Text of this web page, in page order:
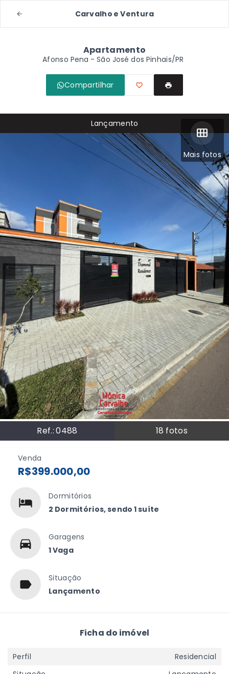
Carvalho e Ventura
Apartamento
Afonso Pena - São José dos Pinhais/PR
Compartilhar
Mais fotos
Ref.:0488 18 fotos
Lançamento
Venda
R$399.000,00
Dormitórios
2 Dormitórios, sendo 1 suíte
Garagens
1 Vaga
Situação
Lançamento
Ficha do imóvel
Perfil
Residencial